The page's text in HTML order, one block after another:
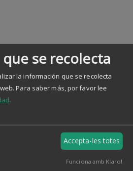
se recolecta
la información que se recolecta
Para saber más, por favor lee
.
Accepta-les totes
Funciona amb Klaro!